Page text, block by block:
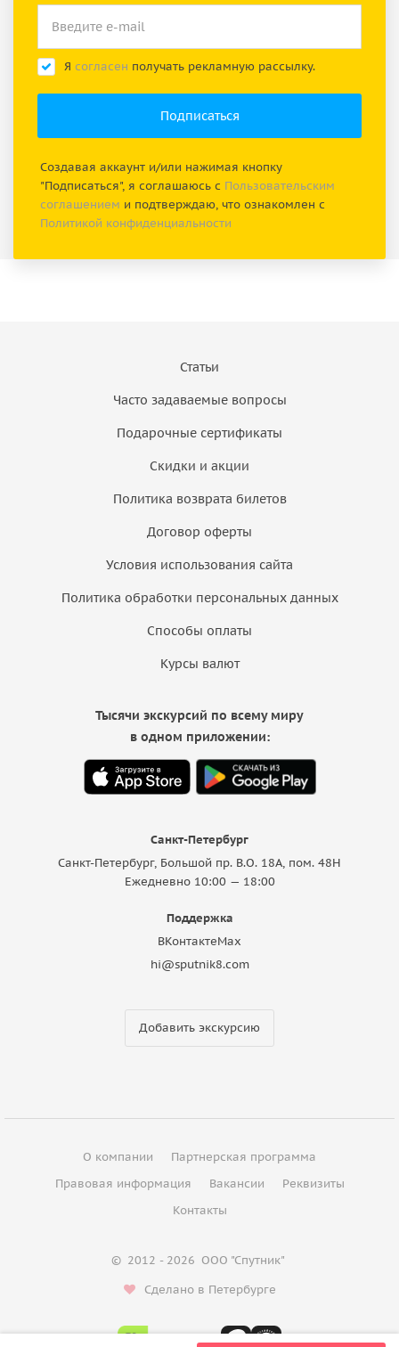
Я согласен получать рекламную рассылку.
Создавая аккаунт и/или нажимая кнопку
"Подписаться", я соглашаюсь с Пользовательским
соглашением и подтверждаю, что ознакомлен с
Политикой конфиденциальности
Статьи
Часто задаваемые вопросы
Подарочные сертификаты
Скидки и акции
Политика возврата билетов
Договор оферты
Условия использования сайта
Политика обработки персональных данных
Способы оплаты
Курсы валют
Санкт-Петербург
Санкт-Петербург, Большой пр. В.О. 18A, пом. 48Н
Ежедневно 10:00 — 18:00
Поддержка
ВКонтактеMax
hi@sputnik8.com
Добавить экскурсию
Тысячи экскурсий по всему миру
в одном приложении:
О компании
Партнерская программа
Правовая информация
Вакансии
Реквизиты
Контакты
© 2012 - 2026 ООО "Спутник"
Сделано в Петербурге